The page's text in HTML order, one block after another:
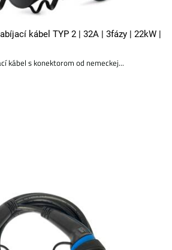
kábel TYP 2 | 32A | 3fázy | 22kW |
kábel s konektorom od nemeckej...